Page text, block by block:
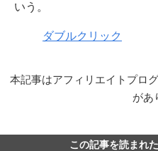
いう。
ダブルクリック
本記事はアフィリエイトプロ
があ
この記事を読まれ